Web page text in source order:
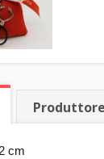
Produttore
cm